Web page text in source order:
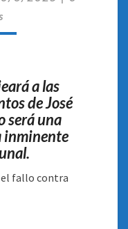
a las
de José
será una
inminente